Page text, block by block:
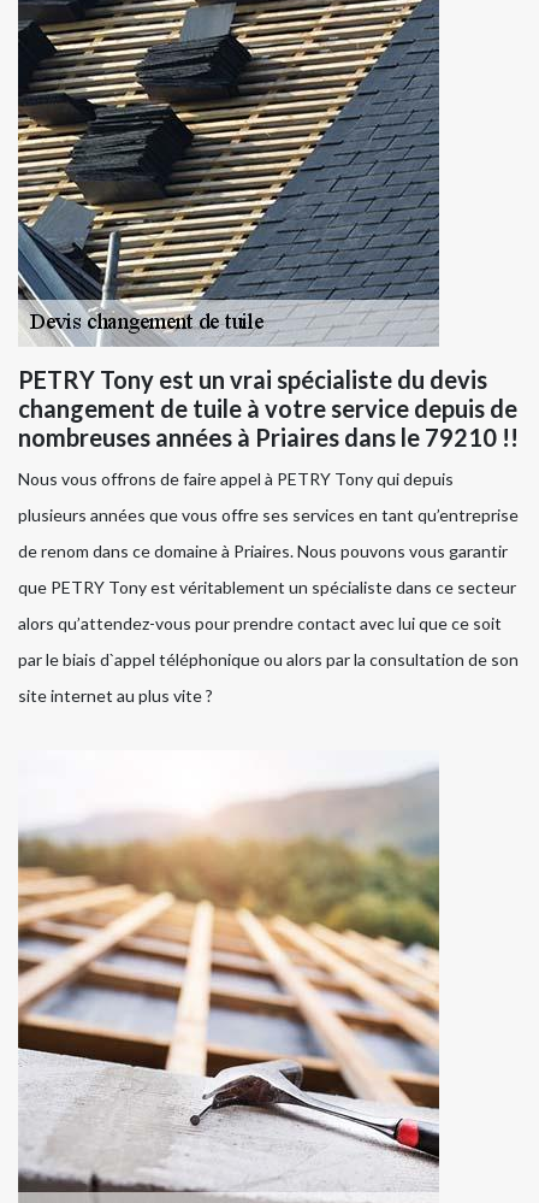
PETRY Tony est un vrai spécialiste du devis
changement de tuile à votre service depuis de
nombreuses années à Priaires dans le 79210 !!
Nous vous offrons de faire appel à PETRY Tony qui depuis
plusieurs années que vous offre ses services en tant qu’entreprise
de renom dans ce domaine à Priaires. Nous pouvons vous garantir
que PETRY Tony est véritablement un spécialiste dans ce secteur
alors qu’attendez-vous pour prendre contact avec lui que ce soit
par le biais d`appel téléphonique ou alors par la consultation de son
site internet au plus vite ?